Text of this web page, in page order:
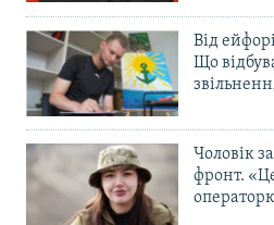
Від
Що
Чоловік
фронт.